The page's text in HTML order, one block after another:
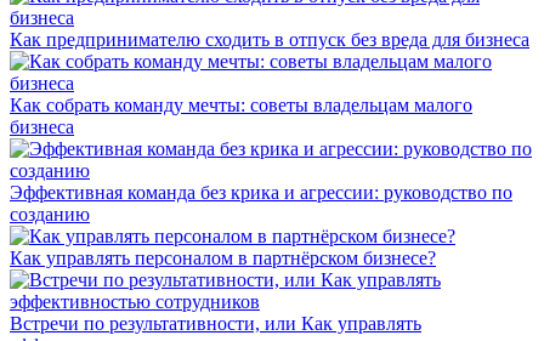
Как предпринимателю сходить в отпуск без вреда для бизнеса
Как собрать команду мечты: советы владельцам малого
бизнеса
Эффективная команда без крика и агрессии: руководство по
созданию
Как управлять персоналом в партнёрском бизнесе?
Встречи по результативности, или Как управлять